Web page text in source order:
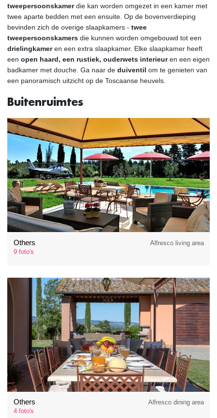
tweepersoonskamerdie kan worden omgezet in een kamer met
twee aparte bedden met een ensuite. Op de bovenverdieping
bevinden zich de overige slaapkamers - twee
tweepersoonskamers die kunnen worden omgebouwd tot een
drielingkameren een extra slaapkamer. Elke slaapkamer heeft
een open haard, een rustiek, ouderwets interieuren een eigen
badkamer met douche. Ga naar de duiventil om te genieten van
een panoramisch uitzicht op de Toscaanse heuvels.
Buitenruimtes
Others
9 foto's
Alfresco living area
Others
4 foto's
Alfresco dining area